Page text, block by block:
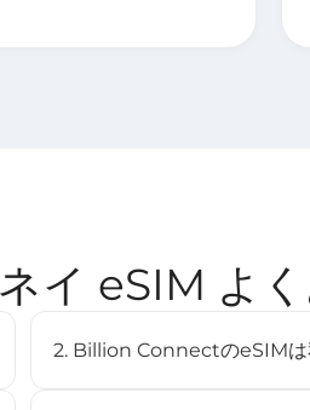
イ eSIM よ
2. Billion ConnectのeSIMは